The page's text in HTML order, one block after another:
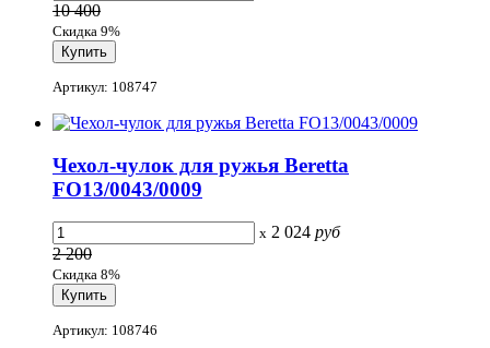
10 400
Скидка 9%
Артикул: 108747
Чехол-чулок для ружья Beretta
FO13/0043/0009
x 2 024 руб
2 200
Скидка 8%
Артикул: 108746